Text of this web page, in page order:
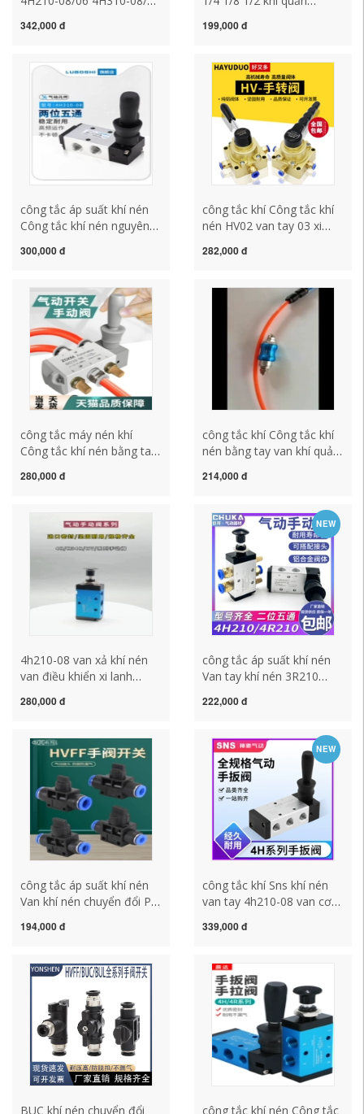
tắc áp suất khí nén công
342,000 đ
nối ren nhanh cắm van tay
suất khí nén công tắc máy
nén khí
199,000 đ
công tắc áp suất khí nén
Công tắc khí nén nguyên
xi lanh van chuyển đổi điều
4H210-08/310 công tắc
máy nén khí công tắc khí
300,000 đ
công tắc khí Công tắc khí
nén HV02 van tay 03 xi
chiều van khí van tay nhỏ
suất máy nén khí công tắc
282,000 đ
công tắc máy nén khí
Công tắc khí nén bằng tay
chiều van khí van chuyển
suất máy nén khí công tắc
khí nén
280,000 đ
công tắc khí Công tắc khí
nén bằng tay van khí quản
cắm nhanh 8mm khớp van
tắc áp suất máy nén khí
công tắc áp suất khí nén
214,000 đ
4h210-08 van xả khí nén
van điều khiển xi lanh
dụng van đảo chiều điều
công tắc áp suất khí nén
công tắc khí
280,000 đ
NEW
công tắc áp suất khí nén
Van tay khí nén 3R210
4H310 Van điều khiển khí
tắc khí công tắc máy nén
khí
222,000 đ
công tắc áp suất khí nén
Van khí nén chuyển đổi PU
4/6/8/10/12mm van tay
tiếp công tắc máy nén khí
công tắc áp suất máy nén
194,000 đ
NEW
công tắc khí Sns khí nén
van tay 4h210-08 van cơ
chiều van điều khiển van
nén công tắc áp suất máy
nén khí
339,000 đ
BUC khí nén chuyển đổi
công tắc khí nén Công tắc